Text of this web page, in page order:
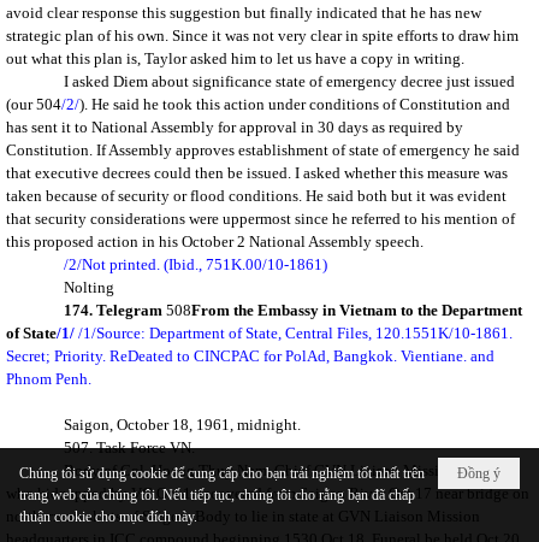
avoid clear response this suggestion but finally indicated that he has new
strategic plan of his own. Since it was not very clear in spite efforts to draw him
out what this plan is, Taylor asked him to let us have a copy in writing.
I asked Diem about significance state of emergency decree just issued
(our 504/2/). He said he took this action under conditions of Constitution and
has sent it to National Assembly for approval in 30 days as required by
Constitution. If Assembly approves establishment of state of emergency he said
that executive decrees could then be issued. I asked whether this measure was
taken because of security or flood conditions. He said both but it was evident
that security considerations were uppermost since he referred to his mention of
this proposed action in his October 2 National Assembly speech.
/2/Not printed. (Ibid., 751K.00/10-1861)
Nolting
174. Telegram 508From the Embassy in Vietnam to the Department
of State/1/ /1/Source: Department of State, Central Files, 120.1551K/10-1861.
Secret; Priority. ReDeated to CINCPAC for PolAd, Bangkok. Vientiane. and
Phnom Penh.
Saigon, October 18, 1961, midnight.
507. Task Force VN.
Body of Col. Hoang Thuy Nam, Chief GVN Liaison Mission to ICC
who kidnapped by VC Oct 1, recovered from Saigon River Oct 17 near bridge on
northern outskirts of Saigon. Body to lie in state at GVN Liaison Mission
Đồng ý
Chúng tôi sử dụng cookie để cung cấp cho bạn trải nghiệm tốt nhất trên
trang web của chúng tôi. Nếu tiếp tục, chúng tôi cho rằng bạn đã chấp
thuận cookie cho mục đích này.